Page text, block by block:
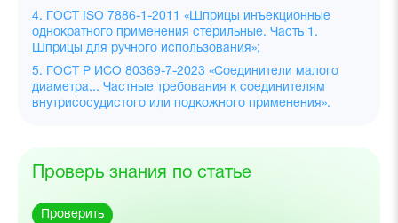
4. ГОСТ ISO 7886-1-2011 «Шприцы инъекционные
однократного применения стерильные. Часть 1.
Шприцы для ручного использования»;
5. ГОСТ Р ИСО 80369-7-2023 «Соединители малого
диаметра... Частные требования к соединителям
внутрисосудистого или подкожного применения».
Проверь знания по статье
Проверить